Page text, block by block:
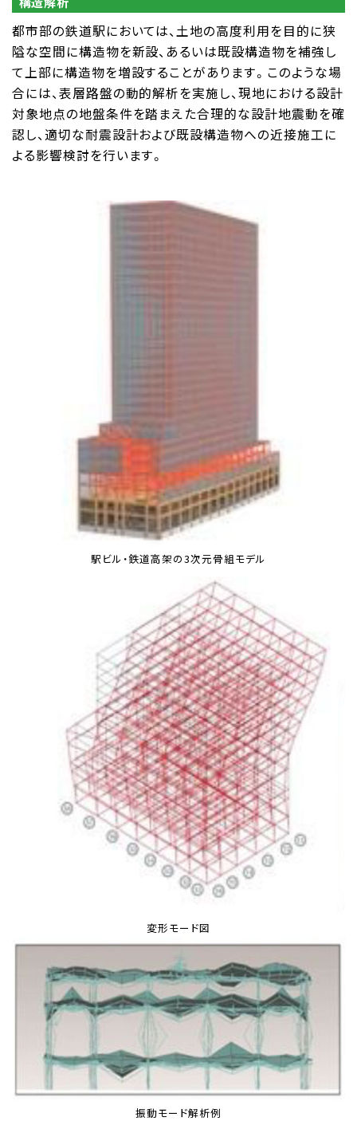
都市部の鉄道駅においては、土地の高度利用を目的に狭
隘な空間に構造物を新設、あるいは既設構造物を補強し
て上部に構造物を増設することがあります。このような場
合には、表層路盤の動的解析を実施し、現地における設計
対象地点の地盤条件を踏まえた合理的な設計地震動を確
認し、適切な耐震設計および既設構造物への近接施工に
よる影響検討を行います。
駅ビル・鉄道高架の3次元骨組モデル
変形モード図
振動モード解析例